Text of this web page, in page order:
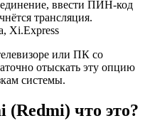
ввести ПИН-код
трансляция.
Xi.Express
или ПК со
отыскать эту опцию
системы.
что это?